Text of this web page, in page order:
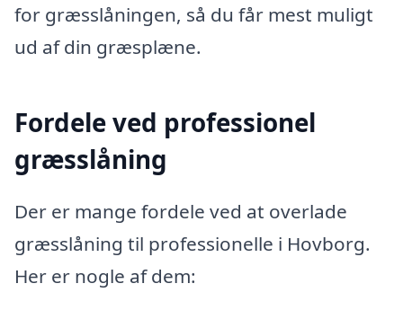
for græsslåningen, så du får mest muligt
ud af din græsplæne.
Fordele ved professionel
græsslåning
Der er mange fordele ved at overlade
græsslåning til professionelle i Hovborg.
Her er nogle af dem: